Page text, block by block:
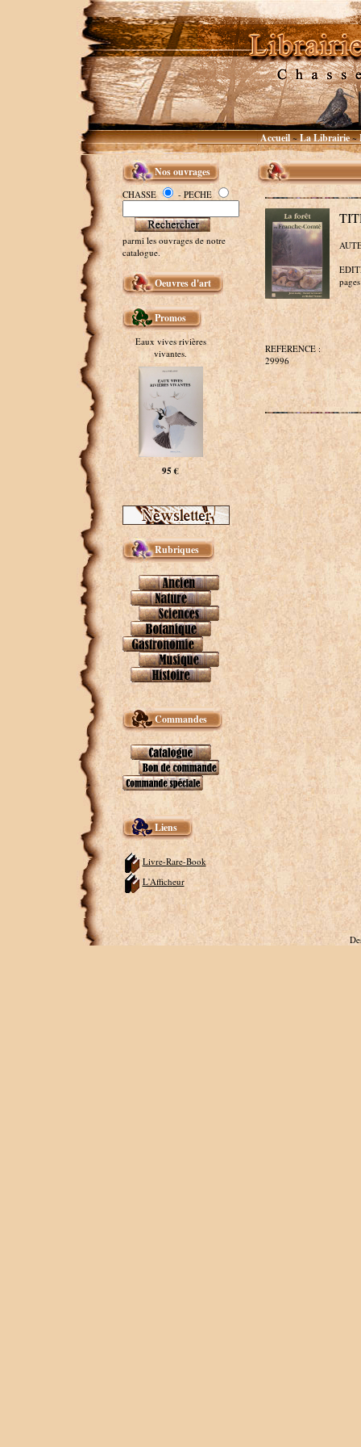
Accueil~La Librairie~
Nos ouvrages
CHASSE - PECHE
parmi les ouvrages de notre
catalogue.
Oeuvres d'art
Promos
Eaux vives rivières
vivantes.
95 €
Rubriques
Commandes
Liens
Livre-Rare-Book
L'Afficheur
REFERENCE :
29996